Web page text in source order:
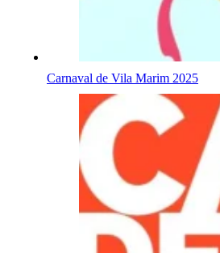
Carnaval de Vila Marim 2025